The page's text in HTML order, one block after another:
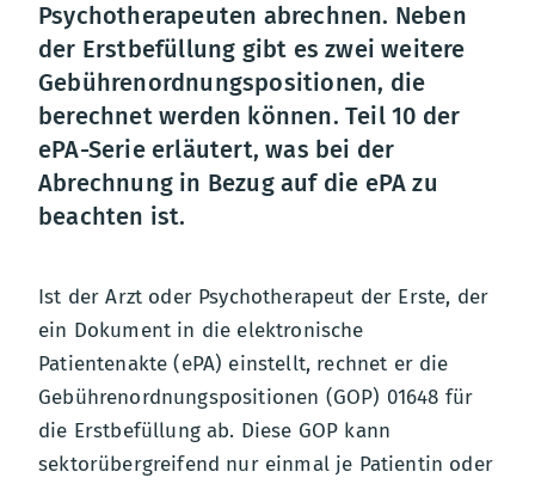
Psychotherapeuten abrechnen. Neben
der Erstbefüllung gibt es zwei weitere
Gebührenordnungspositionen, die
berechnet werden können. Teil 10 der
ePA-Serie erläutert, was bei der
Abrechnung in Bezug auf die ePA zu
beachten ist.
Ist der Arzt oder Psychotherapeut der Erste, der
ein Dokument in die elektronische
Patientenakte (ePA) einstellt, rechnet er die
Gebührenordnungspositionen (GOP) 01648 für
die Erstbefüllung ab. Diese GOP kann
sektorübergreifend nur einmal je Patientin oder